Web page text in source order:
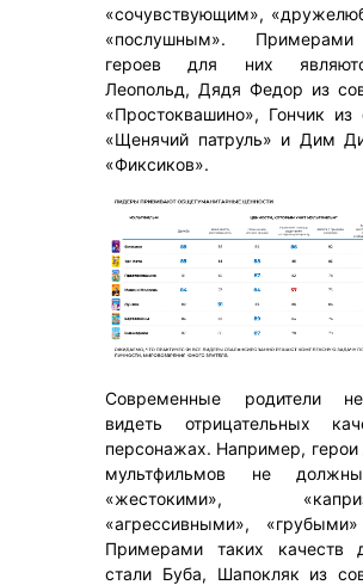
«сочувствующим»,
«послушным».
героев для них
Леопольд, Дядя Федор из
«Простоквашино», Гончик из
«Щенячий патруль» и Дим
«Фиксиков».
Современные родители
видеть отрицательных
персонажах. Например, герои
мультфильмов не
«жестокими»,
«агрессивными»,
Примерами таких качеств
стали Буба, Шапокляк из